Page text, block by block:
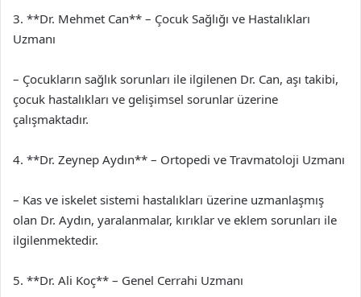
3. **Dr. Mehmet Can** – Çocuk Sağlığı ve Hastalıkları
Uzmanı
– Çocukların sağlık sorunları ile ilgilenen Dr. Can, aşı takibi,
çocuk hastalıkları ve gelişimsel sorunlar üzerine
çalışmaktadır.
4. **Dr. Zeynep Aydın** – Ortopedi ve Travmatoloji Uzmanı
– Kas ve iskelet sistemi hastalıkları üzerine uzmanlaşmış
olan Dr. Aydın, yaralanmalar, kırıklar ve eklem sorunları ile
ilgilenmektedir.
5. **Dr. Ali Koç** – Genel Cerrahi Uzmanı